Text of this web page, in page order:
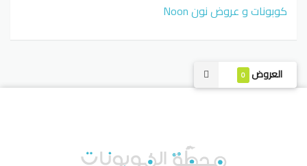
العروض 0
كوبونات و عروض نون Noon